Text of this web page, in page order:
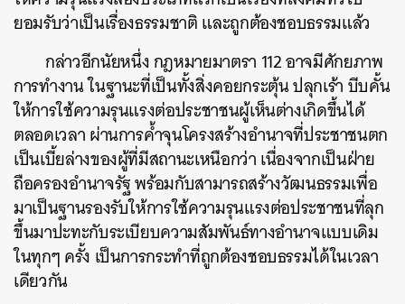
ยอมรับว่าเป็นเรื่องธรรมชาติ และถูกต้องชอบธรรมแล้ว
กล่าวอีกนัยหนึ่ง กฎหมายมาตรา 112 อาจมีศักยภาพ
การทำงาน ในฐานะที่เป็นทั้งสิ่งคอยกระตุ้น ปลุกเร้า บีบคั้น
ให้การใช้ความรุนแรงต่อประชาชนผู้เห็นต่างเกิดขึ้นได้
ตลอดเวลา ผ่านการค้ำจุนโครงสร้างอำนาจที่ประชาชนตก
เป็นเบี้ยล่างของผู้ที่มีสถานะเหนือกว่า เนื่องจากเป็นฝ่าย
ถือครองอำนาจรัฐ พร้อมกับสามารถสร้างวัฒนธรรมเพื่อ
มาเป็นฐานรองรับให้การใช้ความรุนแรงต่อประชาชนที่ลุก
ขึ้นมาปะทะกับระเบียบความสัมพันธ์ทางอำนาจแบบเดิม
ในทุกๆ ครั้ง เป็นการกระทำที่ถูกต้องชอบธรรมได้ในเวลา
เดียวกัน